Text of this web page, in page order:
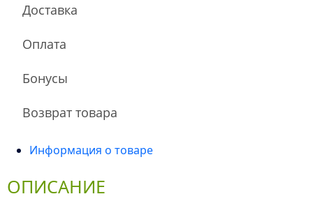
Доставка
Оплата
Бонусы
Возврат товара
Информация о товаре
ОПИСАНИЕ